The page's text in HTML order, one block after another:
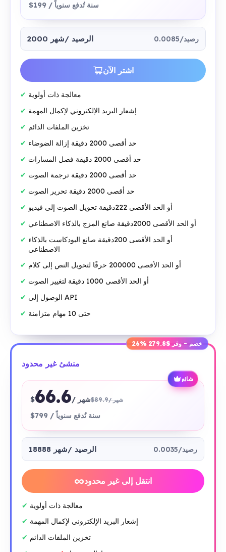
$199 / سنة تُدفع سنوياً
2000 الرصيد/شهر 0.0085/رصيد
اشتر الآن
معالجة ذات أولوية
إشعار البريد الإلكتروني لإكمال المهمة
تخزين الملفات الدائم
حد أقصى 2000 دقيقة إزالة الضوضاء
حد أقصى 2000 دقيقة فصل المسارات
حد أقصى 2000 دقيقة ترجمة الصوت
حد أقصى 2000 دقيقة تحرير الصوت
أو الحد الأقصى 222دقيقة تحويل الصوت إلى فيديو
أو الحد الأقصى 2000دقيقة صانع المزج بالذكاء الاصطناعي
أو الحد الأقصى 200دقيقة صانع البودكاست بالذكاء
الاصطناعي
أو الحد الأقصى 200000 حرفًا لتحويل النص إلى كلام
أو الحد الأقصى 1000 دقيقة لتغيير الصوت
الوصول إلى API
حتى 10 مهام متزامنة
26% خصم - وفر $279.8
منشئ غير محدود
شائع
$66.6 / شهر$89.9 / شهر
$799 / سنة تُدفع سنوياً
18888 الرصيد/شهر 0.0035/رصيد
∞انتقل إلى غير محدود
معالجة ذات أولوية
إشعار البريد الإلكتروني لإكمال المهمة
تخزين الملفات الدائم